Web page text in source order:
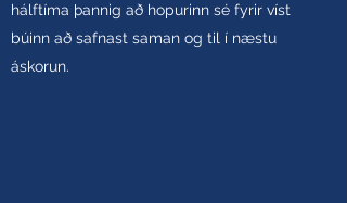
hálftíma þannig að hopurinn sé fyrir víst
búinn að safnast saman og til í næstu
áskorun.